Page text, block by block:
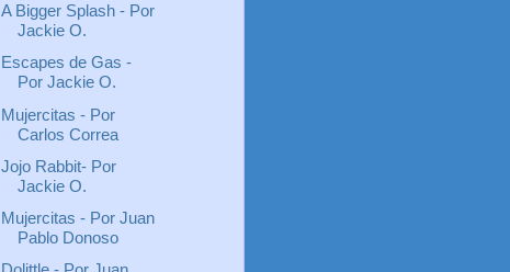
A Bigger Splash - Por
Jackie O.
Escapes de Gas -
Por Jackie O.
Mujercitas - Por
Carlos Correa
Jojo Rabbit- Por
Jackie O.
Mujercitas - Por Juan
Pablo Donoso